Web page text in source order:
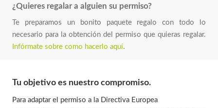
¿Quieres regalar a alguien su permiso?
Te preparamos un bonito paquete regalo con todo lo
necesario para la obtención del permiso que quieras regalar.
Infórmate sobre como hacerlo aquí.
Tu objetivo es nuestro compromiso.
Para adaptar el permiso a la Directiva Europea